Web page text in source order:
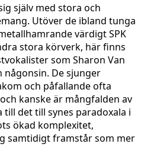
själv med stora och
Utöver de ibland tunga
värdigt SPK
stora körverk, här finns
som Sharon Van
någonsin. De sjunger
och påfallande ofta
kanske är mångfalden av
det till synes paradoxala i
ökad komplexitet,
samtidigt framstår som mer